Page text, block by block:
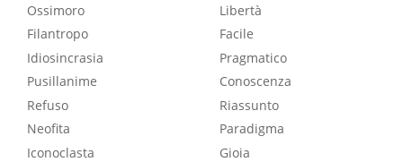
Ossimoro
Filantropo
Idiosincrasia
Pusillanime
Refuso
Neofita
Iconoclasta
Libertà
Facile
Pragmatico
Conoscenza
Riassunto
Paradigma
Gioia